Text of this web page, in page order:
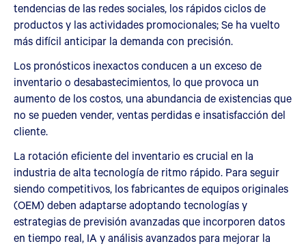
tendencias de las redes sociales, los rápidos ciclos de
productos y las actividades promocionales; Se ha vuelto
más difícil anticipar la demanda con precisión.
Los pronósticos inexactos conducen a un exceso de
inventario o desabastecimientos, lo que provoca un
aumento de los costos, una abundancia de existencias que
no se pueden vender, ventas perdidas e insatisfacción del
cliente.
La rotación eficiente del inventario es crucial en la
industria de alta tecnología de ritmo rápido. Para seguir
siendo competitivos, los fabricantes de equipos originales
(OEM) deben adaptarse adoptando tecnologías y
estrategias de previsión avanzadas que incorporen datos
en tiempo real, IA y análisis avanzados para mejorar la